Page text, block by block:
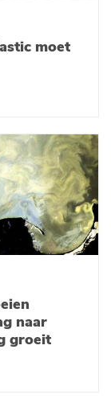
moet
naar
groeit